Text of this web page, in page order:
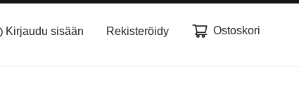
Kirjaudu sisään Rekisteröidy Ostoskori